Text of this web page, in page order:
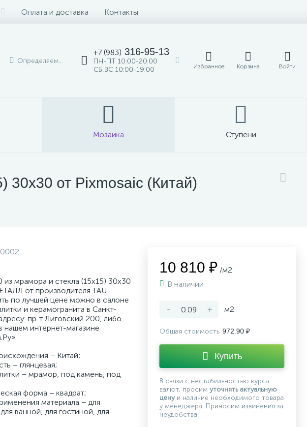
Оплата и доставка Контакты
Определяем...
+7 (983) 316-95-13
ПН-ПТ 10:00-20:00
СБ,ВС 10:00-19:00
Избранное Корзина Войти
Мозаика Ступени
30x30 от Pixmosaic (Китай)
из мрамора и стекла (15x15) 30x30
от производителя TAU
по лучшей цене можно в салоне
и керамогранита в Санкт-
пр-т Лиговский 200, либо
нашем интернет-магазине
– Китай;
– глянцевая;
– мрамор, под камень, под
форма – квадрат;
материала – для
ванной, для гостиной, для
10 810 ₽ /м2
В наличии
- + м2
Общая стоимость 972.90 ₽
Купить
В связи с нестабильностью курса
валют, просим уточнять актуальную
ценуи наличие необходимого товара
у менеджера. Приносим извинения за
неудобства.